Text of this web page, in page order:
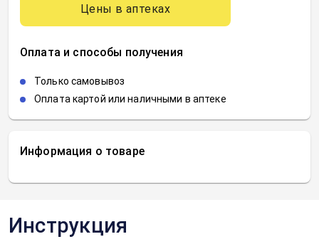
Информация о товаре
Цены в аптеках
Оплата и способы получения
Только самовывоз
Оплата картой или наличными в аптеке
Инструкция